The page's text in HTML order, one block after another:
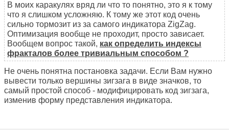
В моих каракулях вряд ли что то понятно, это я к тому
что я слишком усложняю. К тому же этот код очень
сильно тормозит из за самого индикатора ZigZag.
Оптимизация вообще не проходит, просто зависает.
Вообщем вопрос такой, как определить индексы
фракталов более тривиальным способом ?
Не очень понятна постановка задачи. Если Вам нужно
вывести только вершины зигзага в виде значков, то
самый простой способ - модифицировать код зигзага,
изменив форму представления индикатора.